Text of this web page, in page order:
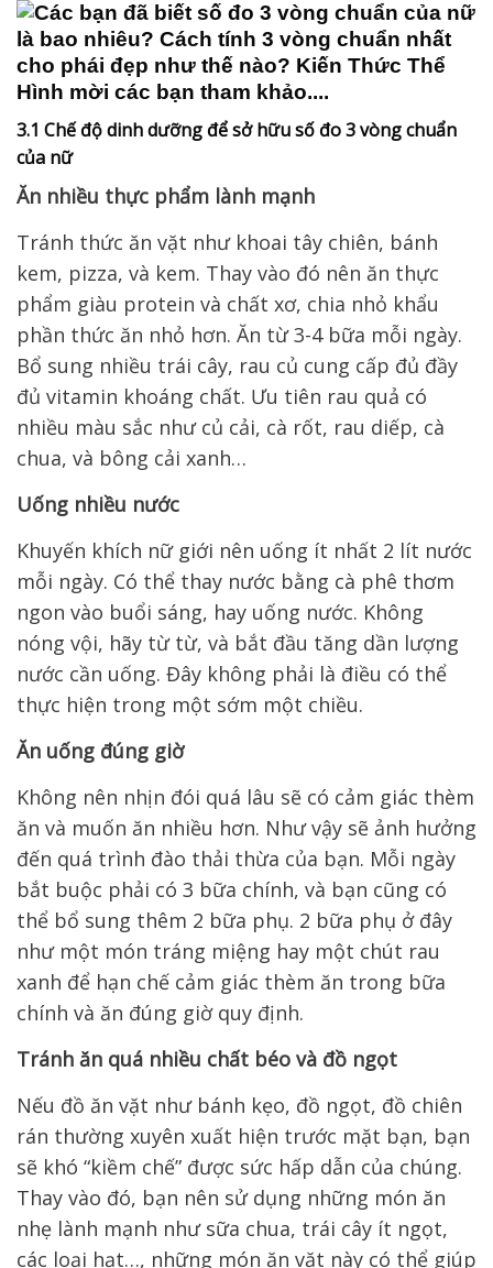
3.1 Chế độ dinh dưỡng để sở hữu số đo 3 vòng chuẩn
của nữ
Ăn nhiều thực phẩm lành mạnh
Tránh thức ăn vặt như khoai tây chiên, bánh
kem, pizza, và kem. Thay vào đó nên ăn thực
phẩm giàu protein và chất xơ, chia nhỏ khẩu
phần thức ăn nhỏ hơn. Ăn từ 3-4 bữa mỗi ngày.
Bổ sung nhiều trái cây, rau củ cung cấp đủ đầy
đủ vitamin khoáng chất. Ưu tiên rau quả có
nhiều màu sắc như củ cải, cà rốt, rau diếp, cà
chua, và bông cải xanh…
Uống nhiều nước
Khuyến khích nữ giới nên uống ít nhất 2 lít nước
mỗi ngày. Có thể thay nước bằng cà phê thơm
ngon vào buổi sáng, hay uống nước. Không
nóng vội, hãy từ từ, và bắt đầu tăng dần lượng
nước cần uống. Đây không phải là điều có thể
thực hiện trong một sớm một chiều.
Ăn uống đúng giờ
Không nên nhịn đói quá lâu sẽ có cảm giác thèm
ăn và muốn ăn nhiều hơn. Như vậy sẽ ảnh hưởng
đến quá trình đào thải thừa của bạn. Mỗi ngày
bắt buộc phải có 3 bữa chính, và bạn cũng có
thể bổ sung thêm 2 bữa phụ. 2 bữa phụ ở đây
như một món tráng miệng hay một chút rau
xanh để hạn chế cảm giác thèm ăn trong bữa
chính và ăn đúng giờ quy định.
Tránh ăn quá nhiều chất béo và đồ ngọt
Nếu đồ ăn vặt như bánh kẹo, đồ ngọt, đồ chiên
rán thường xuyên xuất hiện trước mặt bạn, bạn
sẽ khó “kiềm chế” được sức hấp dẫn của chúng.
Thay vào đó, bạn nên sử dụng những món ăn
nhẹ lành mạnh như sữa chua, trái cây ít ngọt,
các loại hạt…, những món ăn vặt này có thể giúp